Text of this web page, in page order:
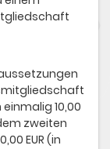
einmalig 10,00
zweiten
EUR (in